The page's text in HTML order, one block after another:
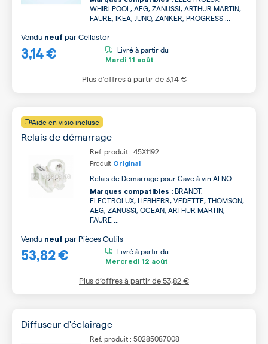
WHIRLPOOL, AEG, ZANUSSI, ARTHUR MARTIN,
FAURE, IKEA, JUNO, ZANKER, PROGRESS ...
3,14 €
Vendu neuf parCellastor
Livré à partir du
Mardi 11 août
Plus d’offres à partir de3,14 €
Aide en visio incluse
Relais de démarrage
Ref. produit : 45X1192
Produit Original
Relais de Demarrage pour Cave à vin ALNO
Marques compatibles : BRANDT,
ELECTROLUX, LIEBHERR, VEDETTE, THOMSON,
AEG, ZANUSSI, OCEAN, ARTHUR MARTIN,
FAURE ...
53,82 €
Vendu neuf par Pièces Outils
Livré à partir du
Mercredi 12 août
Plus d’offres à partir de53,82 €
Diffuseur d'éclairage
Ref. produit : 50285087008